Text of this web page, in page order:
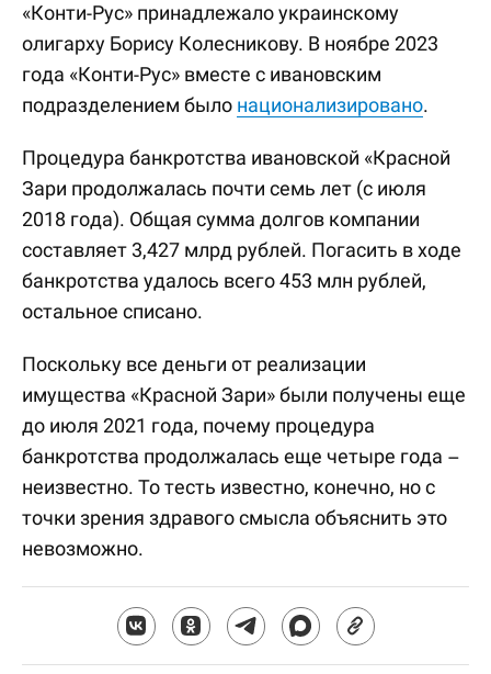
«Конти-Рус» принадлежало украинскому
олигарху Борису Колесникову. В ноябре 2023
года «Конти-Рус» вместе с ивановским
подразделением было национализировано.
Процедура банкротства ивановской «Красной
Зари продолжалась почти семь лет (с июля
2018 года). Общая сумма долгов компании
составляет 3,427 млрд рублей. Погасить в ходе
банкротства удалось всего 453 млн рублей,
остальное списано.
Поскольку все деньги от реализации
имущества «Красной Зари» были получены еще
до июля 2021 года, почему процедура
банкротства продолжалась еще четыре года –
неизвестно. То тесть известно, конечно, но с
точки зрения здравого смысла объяснить это
невозможно.